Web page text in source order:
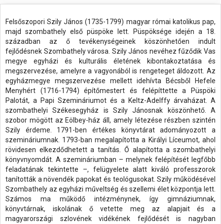
Felsőszopori Szily János (1735-1799) magyar római katolikus pap,
majd szombathely első püspöke lett. Püspöksége idején a 18.
században az ő tevékenységeinek köszönhetően indult
fejlődésnek Szombathely városa. Szily János nevéhez fűződik Vas
megye egyházi és kulturális életének kibontakoztatása és
megszervezése, amelyre a vagyonából is rengeteget áldozott. Az
egyházmegye megszervezése mellett idehívta Bécsből Hefele
Menyhért (1716-1794) építőmestert és felépíttette a Püspöki
Palotát, a Papi Szemináriumot és a Keltz-Adelffy árvaházat. A
szombathelyi Székesegyház is Szily Jánosnak köszönhető. A
szobor mögött az Eölbey-ház áll, amely létezése részben szintén
Szily érdeme. 1791-ben értékes könyvtárat adományozott a
szemináriumnak. 1793-ban megalapította a Királyi Líceumot, ahol
rövidesen elkezdődhetett a tanítás. Ő alapította a szombathelyi
könyvnyomdát. A szemináriumban – melynek felépítését legfőbb
feladatának tekintette –, felügyelete alatt kiváló professzorok
tanították a növendék papokat és teológusokat. Szily működésével
Szombathely az egyházi műveltség és szellemi élet központja lett.
Számos ma működő intézménynek, így gimnáziumnak,
könyvtárnak, iskolának ő vetette meg az alapjait és a
magyarországi szlovének vidékének fejlődését is nagyban